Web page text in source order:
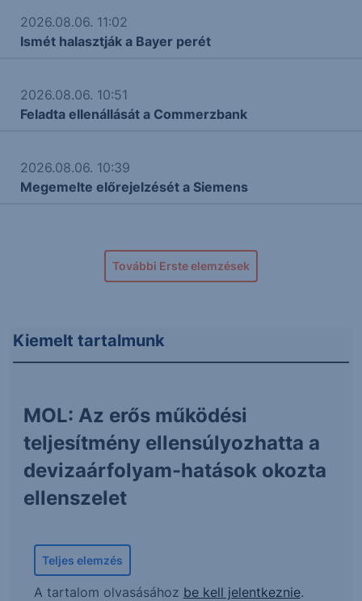
2026.08.06. 11:02
Ismét halasztják a Bayer perét
2026.08.06. 10:51
Feladta ellenállását a Commerzbank
2026.08.06. 10:39
Megemelte előrejelzését a Siemens
További Erste elemzések
Kiemelt tartalmunk
MOL: Az erős működési
teljesítmény ellensúlyozhatta a
devizaárfolyam-hatások okozta
ellenszelet
Teljes elemzés
A tartalom olvasásához be kell jelentkeznie.